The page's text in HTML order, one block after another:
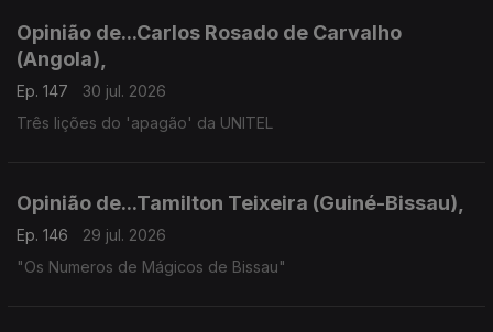
Opinião de...Carlos Rosado de Carvalho
(Angola),
Ep. 147
30 jul. 2026
Três lições do 'apagão' da UNITEL
Opinião de...Tamilton Teixeira (Guiné-Bissau),
Ep. 146
29 jul. 2026
"Os Numeros de Mágicos de Bissau"